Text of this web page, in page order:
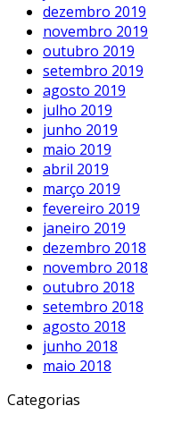
dezembro 2019
novembro 2019
outubro 2019
setembro 2019
agosto 2019
julho 2019
junho 2019
maio 2019
abril 2019
março 2019
fevereiro 2019
janeiro 2019
dezembro 2018
novembro 2018
outubro 2018
setembro 2018
agosto 2018
junho 2018
maio 2018
Categorias